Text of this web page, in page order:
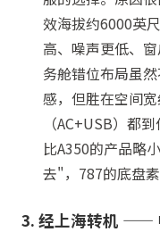
效海拔约6000英
高、噪声更低、
务舱错位布局虽
感，但胜在空间
（AC+USB）都
比A350的产品略
去"，787的底盘素
3. 经上海转机 ——